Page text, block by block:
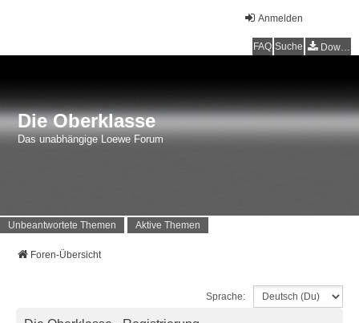
Anmelden
FAQ Suche Downloads
Die Oberklasse
Das unabhängige Loewe Forum
Unbeantwortete Themen Aktive Themen
Foren-Übersicht
Sprache: